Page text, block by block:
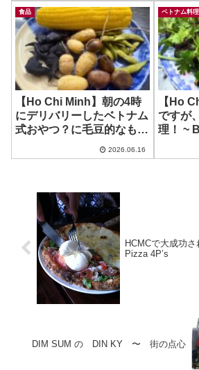
食品
【Ho Chi Minh】朝の4時
にデリバリーしたベトナム
式おやつ？に毛豆的なもの
2026.06.16
ベトナム料
【Ho
ですが
理！ ~
HCMCで大成功
Pizza 4P’s
DIM SUM の DIN KY 〜 街の点心